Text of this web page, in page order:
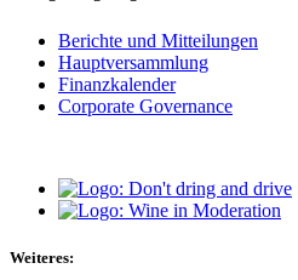
Berichte und Mitteilungen
Hauptversammlung
Finanzkalender
Corporate Governance
Weiteres: